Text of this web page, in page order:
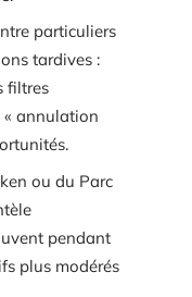
particuliers
tardives :
filtres
« annulation
ou du Parc
pendant
plus modérés